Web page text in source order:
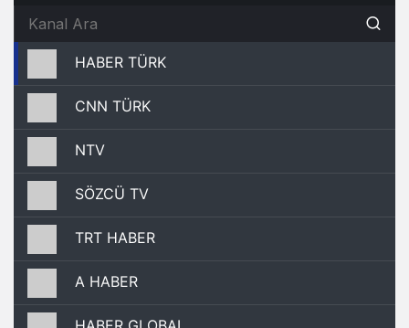
HABER TÜRK
CNN TÜRK
NTV
SÖZCÜ TV
TRT HABER
A HABER